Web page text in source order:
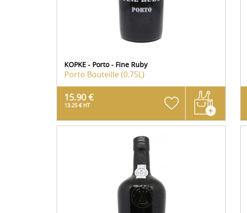
KOPKE - Porto - Fine Ruby
Porto Bouteille (0.75L)
15.90 €
13.25 € HT